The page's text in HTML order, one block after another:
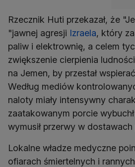
Rzecznik Huti przekazał, że
"jawnej agresji Izraela, który
paliw i elektrownię, a celem
zwiększenie cierpienia
na Jemen, by przestał
Według mediów
naloty miały intensywny
zaatakowanym porcie
wymusił przerwy w dostawach
Lokalne władze medyczne
ofiarach śmiertelnych i